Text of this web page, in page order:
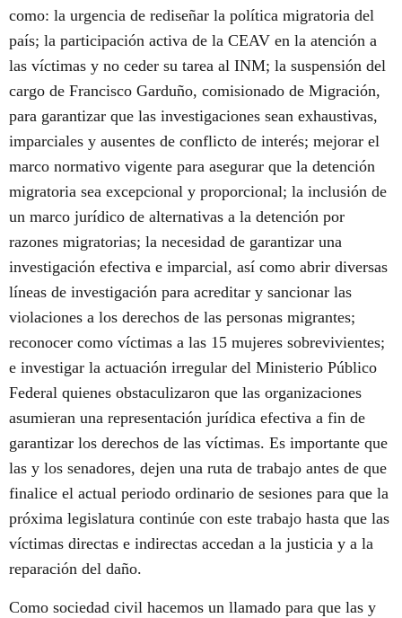
como: la urgencia de rediseñar la política migratoria del
país; la participación activa de la CEAV en la atención a
las víctimas y no ceder su tarea al INM; la suspensión del
cargo de Francisco Garduño, comisionado de Migración,
para garantizar que las investigaciones sean exhaustivas,
imparciales y ausentes de conflicto de interés; mejorar el
marco normativo vigente para asegurar que la detención
migratoria sea excepcional y proporcional; la inclusión de
un marco jurídico de alternativas a la detención por
razones migratorias; la necesidad de garantizar una
investigación efectiva e imparcial, así como abrir diversas
líneas de investigación para acreditar y sancionar las
violaciones a los derechos de las personas migrantes;
reconocer como víctimas a las 15 mujeres sobrevivientes;
e investigar la actuación irregular del Ministerio Público
Federal quienes obstaculizaron que las organizaciones
asumieran una representación jurídica efectiva a fin de
garantizar los derechos de las víctimas. Es importante que
las y los senadores, dejen una ruta de trabajo antes de que
finalice el actual periodo ordinario de sesiones para que la
próxima legislatura continúe con este trabajo hasta que las
víctimas directas e indirectas accedan a la justicia y a la
reparación del daño.
Como sociedad civil hacemos un llamado para que las y